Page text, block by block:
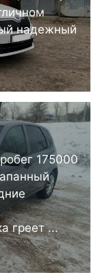
надежный
175000
греет ...